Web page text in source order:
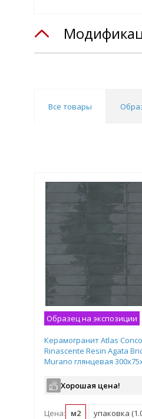
Все товары
Образец на экспозиции
Керамогранит Atlas
Rinascente Resin Agata
Murano глянцевая
Хорошая цена!
Цена: м2 упаковка